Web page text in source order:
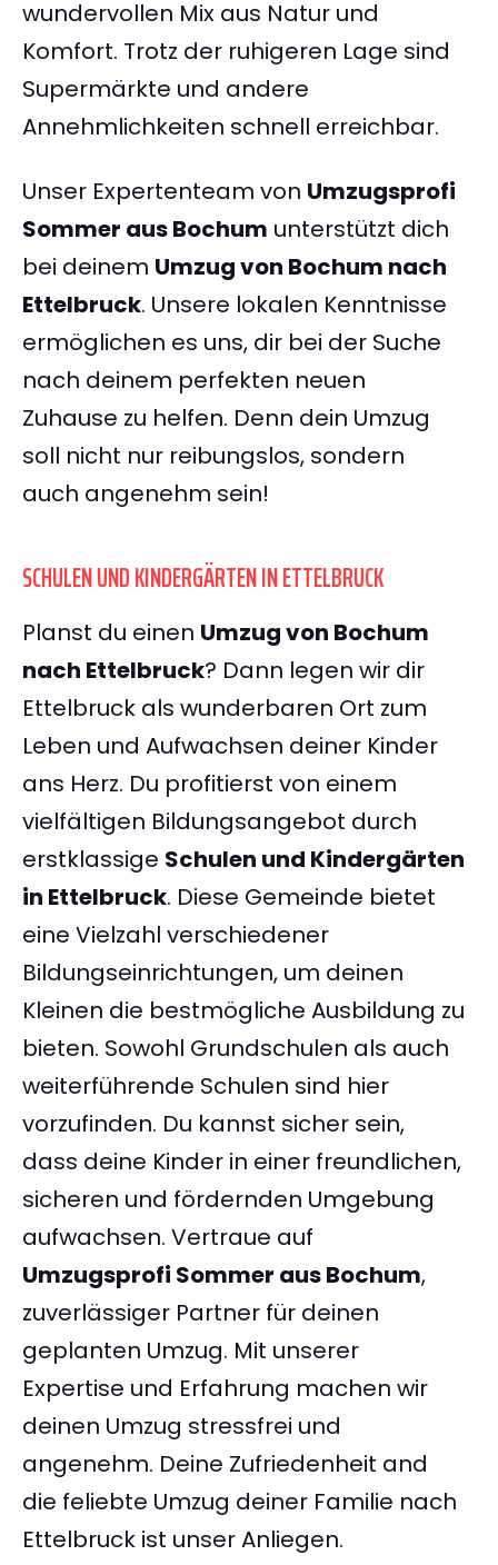
wundervollen Mix aus Natur und
Komfort. Trotz der ruhigeren Lage sind
Supermärkte und andere
Annehmlichkeiten schnell erreichbar.
Unser Expertenteam von Umzugsprofi
Sommer aus Bochum unterstützt dich
bei deinem Umzug von Bochum nach
Ettelbruck. Unsere lokalen Kenntnisse
ermöglichen es uns, dir bei der Suche
nach deinem perfekten neuen
Zuhause zu helfen. Denn dein Umzug
soll nicht nur reibungslos, sondern
auch angenehm sein!
SCHULEN UND KINDERGÄRTEN IN ETTELBRUCK
Planst du einen Umzug von Bochum
nach Ettelbruck? Dann legen wir dir
Ettelbruck als wunderbaren Ort zum
Leben und Aufwachsen deiner Kinder
ans Herz. Du profitierst von einem
vielfältigen Bildungsangebot durch
erstklassige Schulen und Kindergärten
in Ettelbruck. Diese Gemeinde bietet
eine Vielzahl verschiedener
Bildungseinrichtungen, um deinen
Kleinen die bestmögliche Ausbildung zu
bieten. Sowohl Grundschulen als auch
weiterführende Schulen sind hier
vorzufinden. Du kannst sicher sein,
dass deine Kinder in einer freundlichen,
sicheren und fördernden Umgebung
aufwachsen. Vertraue auf
Umzugsprofi Sommer aus Bochum,
zuverlässiger Partner für deinen
geplanten Umzug. Mit unserer
Expertise und Erfahrung machen wir
deinen Umzug stressfrei und
angenehm. Deine Zufriedenheit and
die feliebte Umzug deiner Familie nach
Ettelbruck ist unser Anliegen.